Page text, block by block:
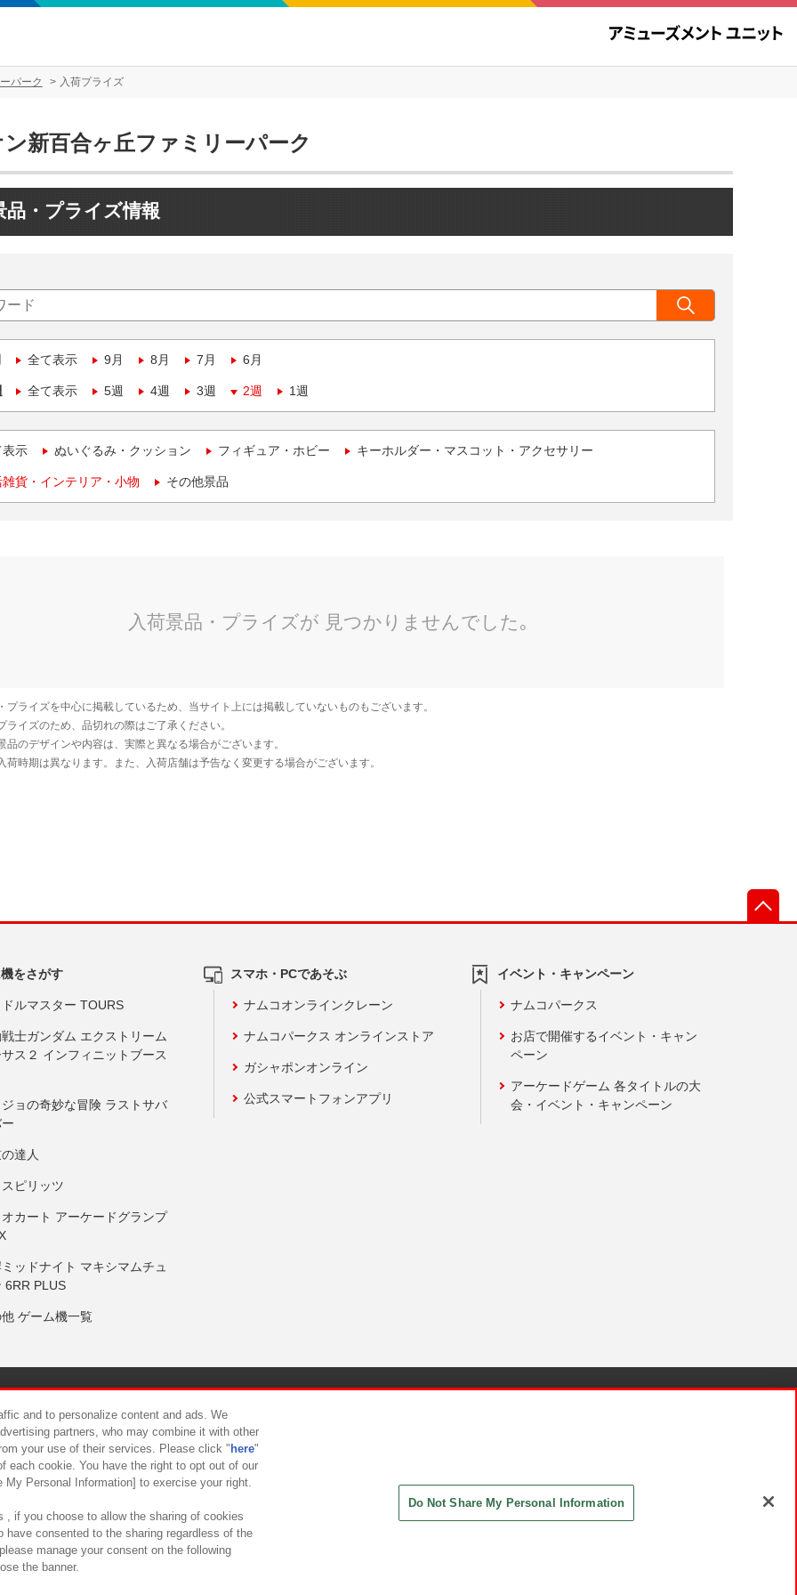
パーク 入荷プライズ
新百合ヶ丘ファミリーパーク
品・プライズ情報
全て表示 9月 8月 7月 6月
全て表示 5週 4週 3週 2週 1週
表示 ぬいぐるみ・クッション フィギュア・ホビー キーホルダー・マスコット・アクセサリー
貨・インテリア・小物 その他景品
をさがす
ルマスター TOURS
士ガンダム エクストリーム
ス２ インフィニットブース
ョの奇妙な冒険 ラストサバ
達人
ピリッツ
カート アーケードグランプ
ッドナイト マキシマムチュ
6RR PLUS
ゲーム機一覧
スマホ・PCであそぶ
ナムコオンラインクレーン
ナムコパークス オンラインストア
ガシャポンオンライン
公式スマートフォンアプリ
イベント・キャンペーン
ナムコパークス
お店で開催するイベント・キャン
ペーン
アーケードゲーム 各タイトルの大
会・イベント・キャンペーン
について カスタマーハラスメント対応方針
and to personalize content and ads. We
partners, who may combine it with other
your use of their services. Please click " here"
each cookie. You have the right to opt out of our
Personal Information] to exercise your right.
, if you choose to allow the sharing of cookies
have consented to the sharing regardless of the
manage your consent on the following
the banner.
Do Not Share My Personal Information